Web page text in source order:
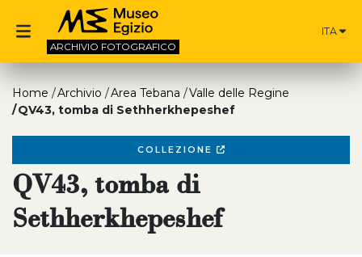
ARCHIVIO FOTOGRAFICO
ITA
Home Archivio Area Tebana
Valle delle Regine
QV43, tomba di Sethherkhepeshef
COLLEZIONE
QV43, tomba di
Sethherkhepeshef